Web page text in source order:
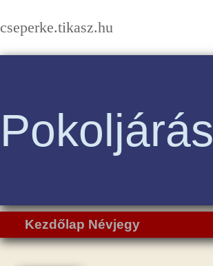
cseperke.tikasz.hu
Kezdőlap Névjegy